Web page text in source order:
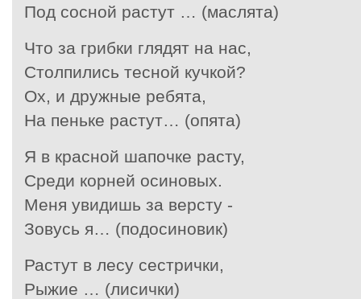
Под сосной растут … (маслята)
Что за грибки глядят на нас,
Столпились тесной кучкой?
Ох, и дружные ребята,
На пеньке растут… (опята)
Я в красной шапочке расту,
Среди корней осиновых.
Меня увидишь за версту -
Зовусь я… (подосиновик)
Растут в лесу сестрички,
Рыжие … (лисички)